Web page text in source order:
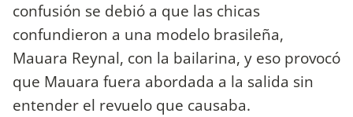
confusión se debió a que las chicas
confundieron a una modelo brasileña,
Mauara Reynal, con la bailarina, y eso provocó
que Mauara fuera abordada a la salida sin
entender el revuelo que causaba.